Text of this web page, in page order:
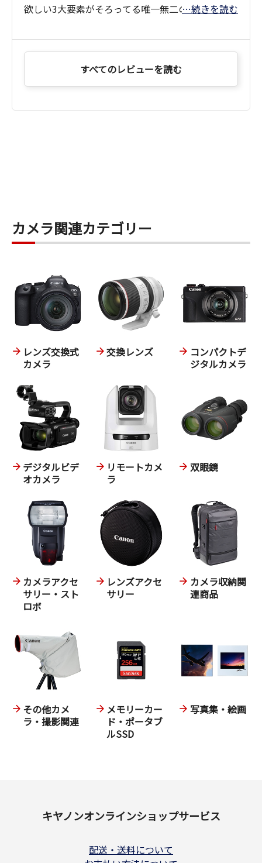
欲しい3大要素がそろってる唯一無二のレンズ。
24mmの超広角。
28mmじゃ少し狭くて、16mmは広すぎる。
ちょっと引けばすべて入るし、歪みがない。
F1.8の大口径。
寄れる。味に寄れる。食材のディテールまで写
る。
しかも高画質。
こんなレンズ、どこを探しても見つからない。
まさに自分のために開発してくれたんじゃないか
と思ってしまう。
ありがとう。
後継機に臨むなら
EF-M28のようにリングライトを付けて欲しい。
もいいので）
…続きを読む
すべてのレビューを読む
カメラ関連カテゴリー
レンズ交換式
カメラ
交換レンズ
コンパクトデ
ジタルカメラ
デジタルビデ
オカメラ
リモートカメ
ラ
双眼鏡
カメラアクセ
サリー・スト
ロボ
レンズアクセ
サリー
カメラ収納関
連商品
その他カメ
ラ・撮影関連
メモリーカー
ド・ポータブ
ルSSD
写真集・絵画
キヤノンオンラインショップサービス
配送・送料について